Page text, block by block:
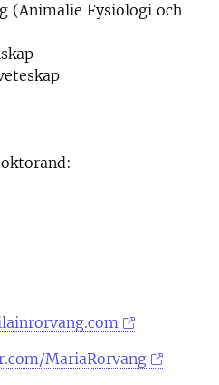
(Animalie Fysiologi och
MariaRorvang